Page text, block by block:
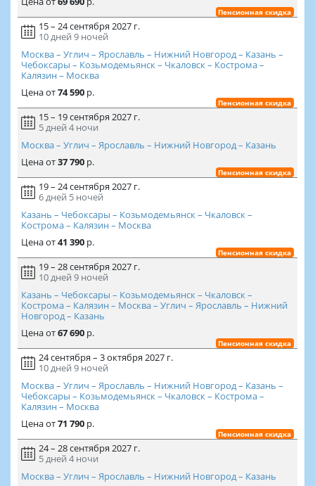
Пенсионная скидка
15 – 24 сентября 2027 г.
10 дней 9 ночей
Москва – Углич – Ярославль – Нижний Новгород – Казань –
Чебоксары – Козьмодемьянск – Чкаловск – Кострома –
Калязин – Москва
Ценаот74 590р.
Пенсионная скидка
15 – 19 сентября 2027 г.
5 дней 4 ночи
Москва – Углич – Ярославль – Нижний Новгород – Казань
Ценаот37 790р.
Пенсионная скидка
19 – 24 сентября 2027 г.
6 дней 5 ночей
Казань – Чебоксары – Козьмодемьянск – Чкаловск –
Кострома – Калязин – Москва
Ценаот41 390р.
Пенсионная скидка
19 – 28 сентября 2027 г.
10 дней 9 ночей
Казань – Чебоксары – Козьмодемьянск – Чкаловск –
Кострома – Калязин – Москва – Углич – Ярославль – Нижний
Новгород – Казань
Ценаот67 690р.
Пенсионная скидка
24 сентября – 3 октября 2027 г.
10 дней 9 ночей
Москва – Углич – Ярославль – Нижний Новгород – Казань –
Чебоксары – Козьмодемьянск – Чкаловск – Кострома –
Калязин – Москва
Ценаот71 790р.
Пенсионная скидка
24 – 28 сентября 2027 г.
5 дней 4 ночи
Москва – Углич – Ярославль – Нижний Новгород – Казань